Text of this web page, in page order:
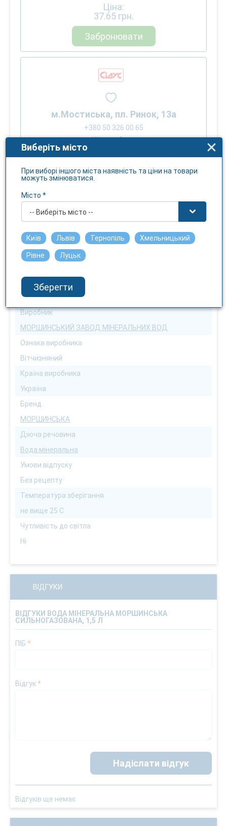
Ціна:
37.65 грн.
Забронювати
м.Мостиська, пл. Ринок, 13а
+380 50 326 00 65
Цілодобово
Забронювати
Показати ще
ОСНОВНА ІНФОРМАЦІЯ
Виробник
МОРШИНСЬКИЙ ЗАВОД МІНЕРАЛЬНИХ ВОД
Ознака виробника
Вітчизняний
Країна виробника
Україна
Бренд
МОРШИНСЬКА
Діюча речовина
Вода мінеральна
Умови відпуску
Без рецепту
Температура зберігання
не вище 25 С
Чутливість до світла
Ні
ВІДГУКИ
ВІДГУКИ ВОДА МІНЕРАЛЬНА МОРШИНСЬКА
СИЛЬНОГАЗОВАНА, 1,5 Л
ПІБ *
Відгук*
Надіслати відгук
Відгуків ще немає
Виберіть місто
При виборі іншого міста наявність та ціни на товари
можуть змінюватися.
Місто *
-- Виберіть місто --
Київ Львів Тернопіль Хмельницький
Рівне Луцьк
Зберегти